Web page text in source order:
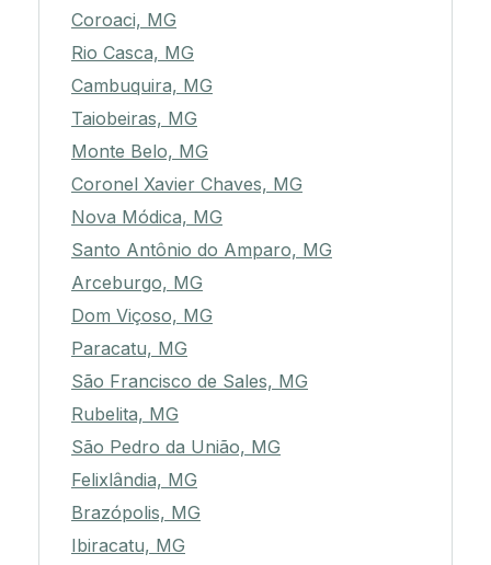
Coroaci, MG
Rio Casca, MG
Cambuquira, MG
Taiobeiras, MG
Monte Belo, MG
Coronel Xavier Chaves, MG
Nova Módica, MG
Santo Antônio do Amparo, MG
Arceburgo, MG
Dom Viçoso, MG
Paracatu, MG
São Francisco de Sales, MG
Rubelita, MG
São Pedro da União, MG
Felixlândia, MG
Brazópolis, MG
Ibiracatu, MG